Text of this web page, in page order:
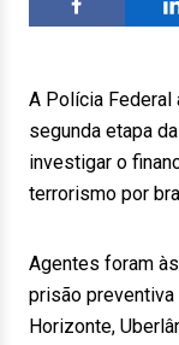
A Polícia Federal
segunda etapa
investigar o
terrorismo por
Agentes foram
prisão
Horizonte,